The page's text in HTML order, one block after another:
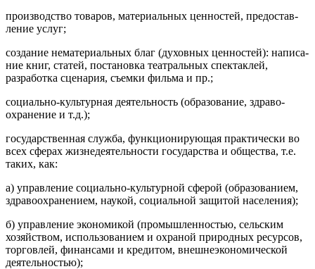
производство товаров, материальных ценностей, предостав­
ление услуг;
создание нематериальных благ (духовных ценностей): написа­
ние книг, статей, постановка театральных спектаклей,
разработ­ка сценария, съемки фильма и пр.;
социально-культурная деятельность (образование, здраво­
охранение и т.д.);
государственная служба, функционирующая практически во
всех сферах жизнедеятельности государства и общества, т.е.
таких, как:
а) управление социально-культурной сферой (образованием,
здра­воохранением, наукой, социальной защитой населения);
б) управ­ление экономикой (промышленностью, сельским
хозяйством, ис­пользованием и охраной природных ресурсов,
торговлей, финансами и кредитом, внешнеэкономической
деятельностью);